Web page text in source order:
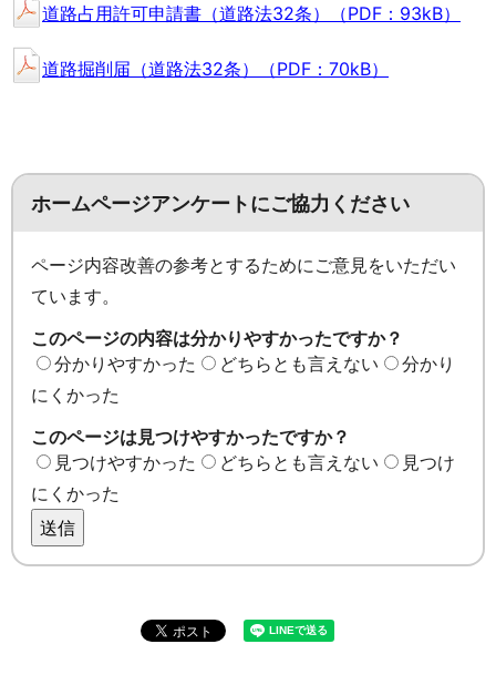
道路占用許可申請書（道路法32条）（PDF：93kB）
道路掘削届（道路法32条）（PDF：70kB）
ホームページアンケートにご協力ください
ページ内容改善の参考とするためにご意見をいただい
ています。
このページの内容は分かりやすかったですか？
分かりやすかった
どちらとも言えない
分かり
にくかった
このページは見つけやすかったですか？
見つけやすかった
どちらとも言えない
見つけ
にくかった
送信